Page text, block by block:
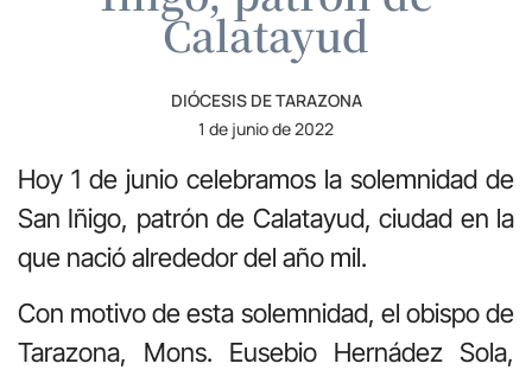
Calatayud
DIÓCESIS DE TARAZONA
1 de junio de 2022
Hoy 1 de junio celebramos la solemnidad de
San Iñigo, patrón de Calatayud, ciudad en la
que nació alrededor del año mil.
Con motivo de esta solemnidad, el obispo de
Tarazona, Mons. Eusebio Hernádez Sola,